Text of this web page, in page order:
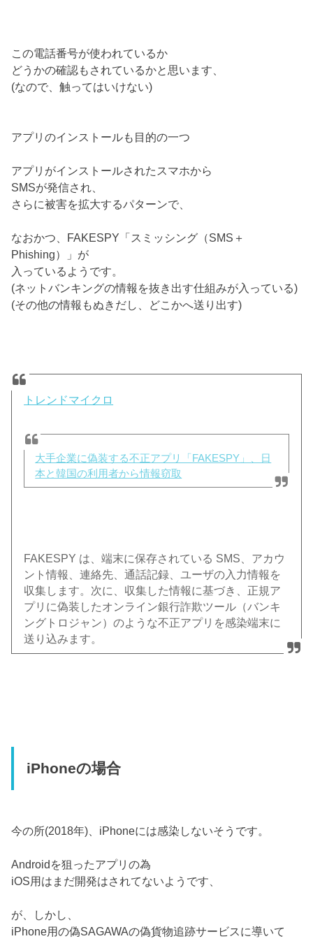
この電話番号が使われているか
どうかの確認もされているかと思います、
(なので、触ってはいけない)
アプリのインストールも目的の一つ
アプリがインストールされたスマホから
SMSが発信され、
さらに被害を拡大するパターンで、
なおかつ、FAKESPY「スミッシング（SMS＋
Phishing）」が
入っているようです。
(ネットバンキングの情報を抜き出す仕組みが入っている)
(その他の情報もぬきだし、どこかへ送り出す)
トレンドマイクロ
大手企業に偽装する不正アプリ「FAKESPY」、日
本と韓国の利用者から情報窃取
FAKESPY は、端末に保存されている SMS、アカウ
ント情報、連絡先、通話記録、ユーザの入力情報を
収集します。次に、収集した情報に基づき、正規ア
プリに偽装したオンライン銀行詐欺ツール（バンキ
ングトロジャン）のような不正アプリを感染端末に
送り込みます。
iPhoneの場合
今の所(2018年)、iPhoneには感染しないそうです。
Androidを狙ったアプリの為
iOS用はまだ開発はされてないようです、
が、しかし、
iPhone用の偽SAGAWAの偽貨物追跡サービスに導いて